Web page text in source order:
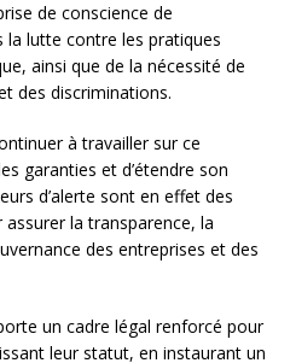
de conscience de
la lutte contre les pratiques
ainsi que de la nécessité de
des discriminations.
à travailler sur ce
garanties et d’étendre son
d’alerte sont en effet des
la transparence, la
des entreprises et des
un cadre légal renforcé pour
leur statut, en instaurant un